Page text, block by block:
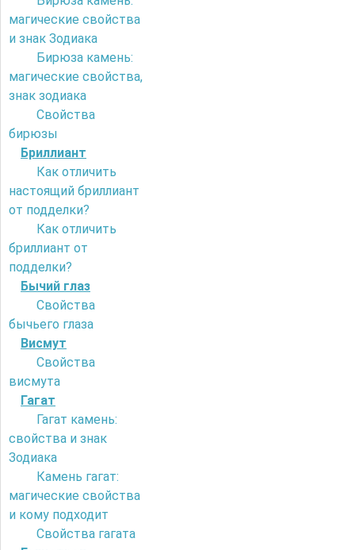
магические свойства
и знак Зодиака
Бирюза камень:
магические свойства,
знак зодиака
Свойства
бирюзы
Бриллиант
Как отличить
настоящий бриллиант
от подделки?
Как отличить
бриллиант от
подделки?
Бычий глаз
Свойства
бычьего глаза
Висмут
Свойства
висмута
Гагат
Гагат камень:
свойства и знак
Зодиака
Камень гагат:
магические свойства
и кому подходит
Свойства гагата